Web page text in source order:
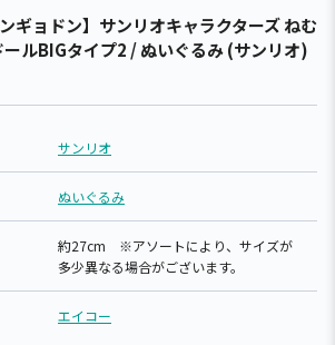
ギョドン】サンリオキャラクターズ ねむ
ルBIGタイプ2 / ぬいぐるみ (サンリオ)
サンリオ
ぬいぐるみ
約27cm ※アソートにより、サイズが
多少異なる場合がございます。
エイコー